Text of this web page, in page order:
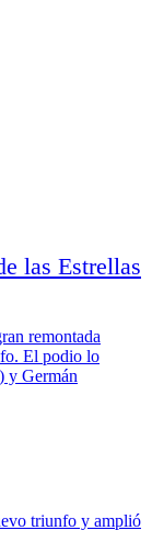
las Estrellas
remontada
El podio lo
y Germán
triunfo y amplió